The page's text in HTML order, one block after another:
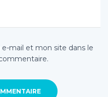
mail et mon site dans le